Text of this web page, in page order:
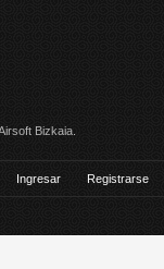
Bizkaia.
Ingresar Registrarse